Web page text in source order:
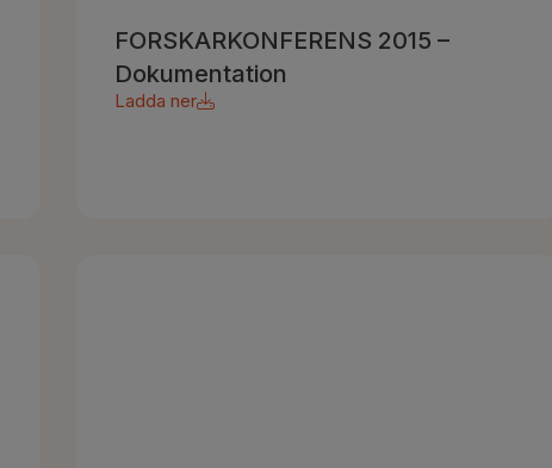
FORSKARKONFERENS 2015 –
Dokumentation
Ladda ner